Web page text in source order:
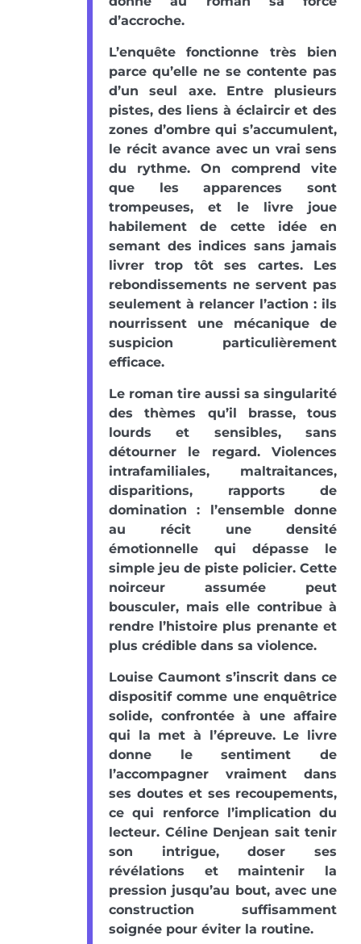
d’accroche.
L’enquête fonctionne très bien
parce qu’elle ne se contente pas
d’un seul axe. Entre plusieurs
pistes, des liens à éclaircir et des
zones d’ombre qui s’accumulent,
le récit avance avec un vrai sens
du rythme. On comprend vite
que les apparences sont
trompeuses, et le livre joue
habilement de cette idée en
semant des indices sans jamais
livrer trop tôt ses cartes. Les
rebondissements ne servent pas
seulement à relancer l’action : ils
nourrissent une mécanique de
suspicion particulièrement
efficace.
Le roman tire aussi sa singularité
des thèmes qu’il brasse, tous
lourds et sensibles, sans
détourner le regard. Violences
intrafamiliales, maltraitances,
disparitions, rapports de
domination : l’ensemble donne
au récit une densité
émotionnelle qui dépasse le
simple jeu de piste policier. Cette
noirceur assumée peut
bousculer, mais elle contribue à
rendre l’histoire plus prenante et
plus crédible dans sa violence.
Louise Caumont s’inscrit dans ce
dispositif comme une enquêtrice
solide, confrontée à une affaire
qui la met à l’épreuve. Le livre
donne le sentiment de
l’accompagner vraiment dans
ses doutes et ses recoupements,
ce qui renforce l’implication du
lecteur. Céline Denjean sait tenir
son intrigue, doser ses
révélations et maintenir la
pression jusqu’au bout, avec une
construction suffisamment
soignée pour éviter la routine.